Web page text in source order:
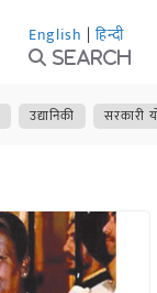
English | हिन्दी
Search
उद्यानिकी सरकारी